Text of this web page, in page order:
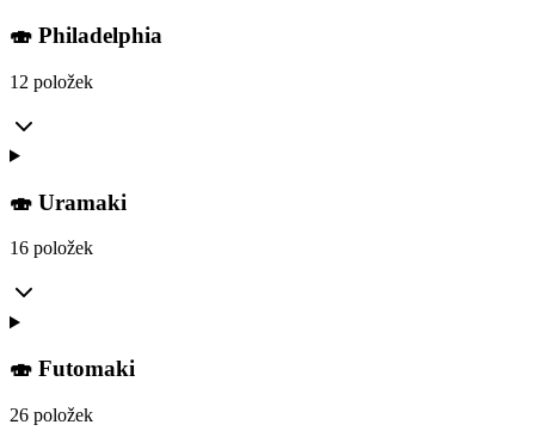
🍣 Philadelphia
12 položek
🍣 Uramaki
16 položek
🍣 Futomaki
26 položek